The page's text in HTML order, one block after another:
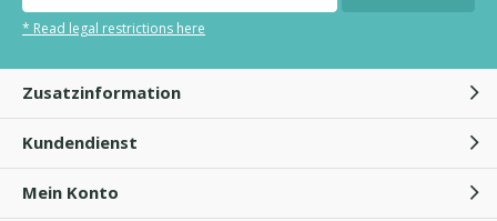
* Read legal restrictions here
Zusatzinformation
Kundendienst
Mein Konto